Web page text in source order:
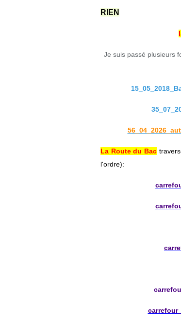
RIEN
Je suis passé plusieurs
La Route du Bac
l'ordre):